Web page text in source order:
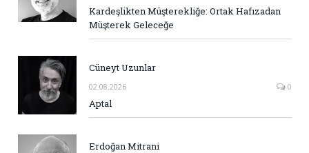
Kardeşlikten Müşterekliğe: Ortak Hafızadan
Müşterek Geleceğe
Cüneyt Uzunlar
02.08.2026 0
Aptal
Erdoğan Mitrani